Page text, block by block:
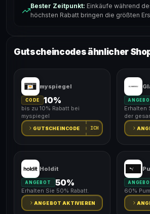
Bester Zeitpunkt: Einkäufe während
höchsten Rabatt bringen die größten
Gutscheincodes ähnlicher
myspiegel
CODE 10%
bis zu 10% Rabatt bei
myspiegel
GUTSCHEINCODE ICH
Erhalten
der
Holdit
ANGEBOT 50%
Erhalten Sie 50% Rabatt.
ANGEBOT AKTIVIEREN
60%